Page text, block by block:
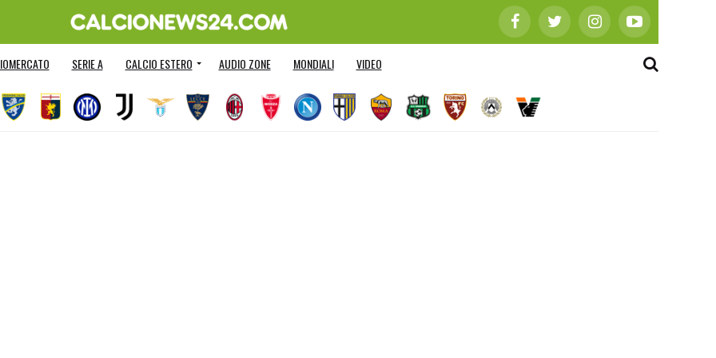
SERIE A CALCIO ESTERO AUDIO ZONE MONDIALI VIDEO